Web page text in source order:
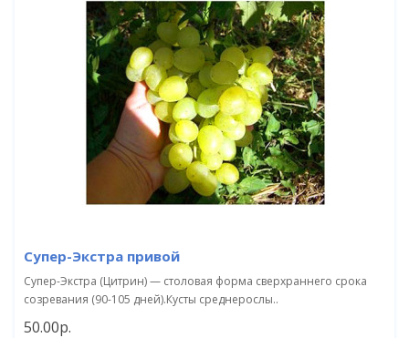
Супер-Экстра привой
Супер-Экстра (Цитрин) — столовая форма сверхраннего срока
созревания (90-105 дней).Кусты среднерослы..
50.00р.